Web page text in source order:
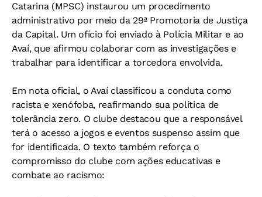
Catarina (MPSC) instaurou um procedimento
administrativo por meio da 29ª Promotoria de Justiça
da Capital. Um ofício foi enviado à Polícia Militar e ao
Avaí, que afirmou colaborar com as investigações e
trabalhar para identificar a torcedora envolvida.
Em nota oficial, o Avaí classificou a conduta como
racista e xenófoba, reafirmando sua política de
tolerância zero. O clube destacou que a responsável
terá o acesso a jogos e eventos suspenso assim que
for identificada. O texto também reforça o
compromisso do clube com ações educativas e
combate ao racismo: